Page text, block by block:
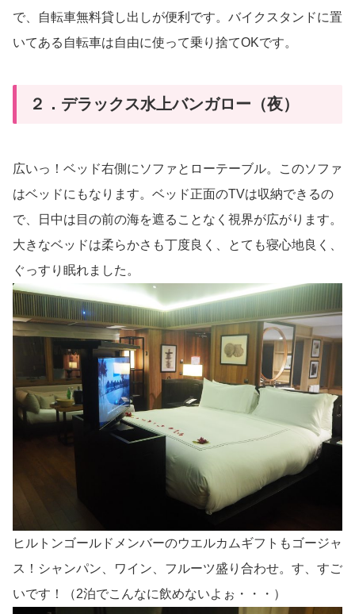
で、自転車無料貸し出しが便利です。バイクスタンドに置
いてある自転車は自由に使って乗り捨てOKです。
２．デラックス水上バンガロー（夜）
広いっ！ベッド右側にソファとローテーブル。このソファ
はベッドにもなります。ベッド正面のTVは収納できるの
で、日中は目の前の海を遮ることなく視界が広がります。
大きなベッドは柔らかさも丁度良く、とても寝心地良く、
ぐっすり眠れました。
ヒルトンゴールドメンバーのウエルカムギフトもゴージャ
ス！シャンパン、ワイン、フルーツ盛り合わせ。す、すご
いです！（2泊でこんなに飲めないよぉ・・・）